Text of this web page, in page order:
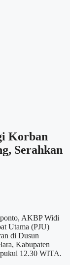
Korban
Serahkan
AKBP Widi
Utama (PJU)
di Dusun
Kabupaten
pukul 12.30 WITA.